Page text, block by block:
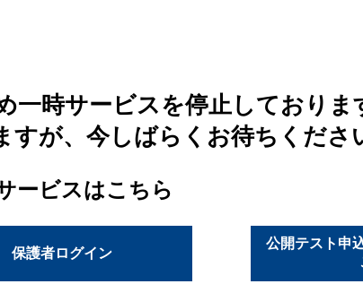
時サービスを停止しておりま
が、今しばらくお待ちくださ
ービスはこちら
保護者ログイン
公開テスト申